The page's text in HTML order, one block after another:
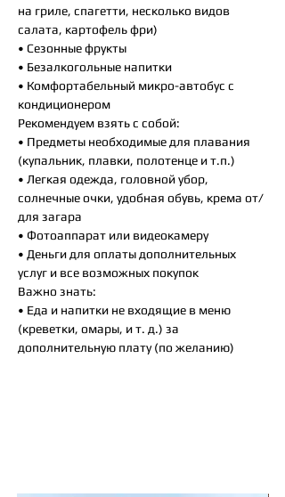
на гриле, спагетти, несколько видов
салата, картофель фри)
• Сезонные фрукты
• Безалкогольные напитки
• Комфортабельный микро-автобус с
кондиционером
Рекомендуем взять с собой:
• Предметы необходимые для плавания
(купальник, плавки, полотенце и т.п.)
• Легкая одежда, головной убор,
солнечные очки, удобная обувь, крема от/
для загара
• Фотоаппарат или видеокамеру
• Деньги для оплаты дополнительных
услуг и все возможных покупок
Важно знать:
• Еда и напитки не входящие в меню
(креветки, омары, и т. д.) за
дополнительную плату (по желанию)